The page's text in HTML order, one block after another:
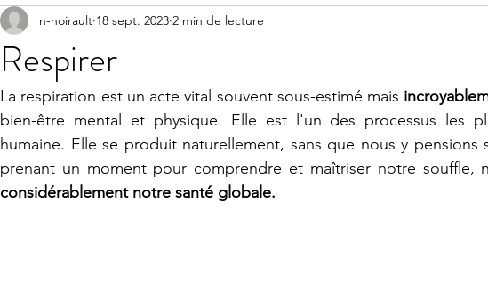
Respirer
n-noirault 18 sept. 2023 2 min de lecture
La respiration est un acte vital souvent sous-estimé mais
bien-être mental et physique. Elle est l'un des processus les
humaine. Elle se produit naturellement, sans que nous y pensions
prenant un moment pour comprendre et maîtriser notre souffle,
considérablement notre santé globale.